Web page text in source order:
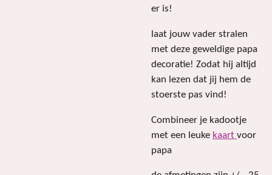
er is!
laat jouw vader stralen
met deze geweldige papa
decoratie! Zodat hij altijd
kan lezen dat jij hem de
stoerste pas vind!
Combineer je kadootje
met een leuke kaart voor
papa